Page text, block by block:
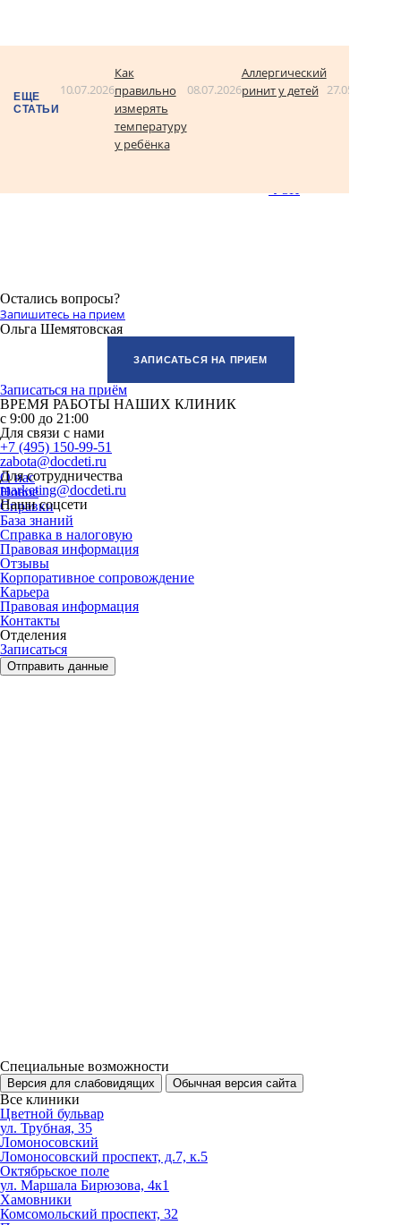
О нас
Новое
Справки
База знаний
Справка в налоговую
Правовая информация
Отзывы
Корпоративное сопровождение
Карьера
Правовая информация
Контакты
Отделения
Записаться
Отправить данные
ЕЩЕ
СТАТЬИ
10.07.2026
Как
правильно
измерять
температуру
у ребёнка
08.07.2026
Аллергический
ринит у детей 27.05.2026
Остались вопросы?
Запишитесь на прием
Ольга Шемятовская
ЗАПИСАТЬСЯ НА ПРИЕМ
Записаться на приём
ВРЕМЯ РАБОТЫ НАШИХ КЛИНИК
с 9:00 до 21:00
Для связи с нами
+7 (495) 150-99-51
zabota@docdeti.ru
Для сотрудничества
marketing@docdeti.ru
Наши соцсети
Специальные возможности
Версия для слабовидящих Обычная версия сайта
Все клиники
Цветной бульвар
ул. Трубная, 35
Ломоносовский
Ломоносовский проспект, д.7, к.5
Октябрьское поле
ул. Маршала Бирюзова, 4к1
Хамовники
Комсомольский проспект, 32